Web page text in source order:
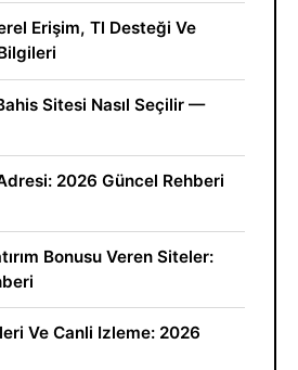
Erişim, Tl Desteği Ve
Sitesi Nasıl Seçilir —
2026 Güncel Rehberi
Bonusu Veren Siteler:
Ve Canli Izleme: 2026